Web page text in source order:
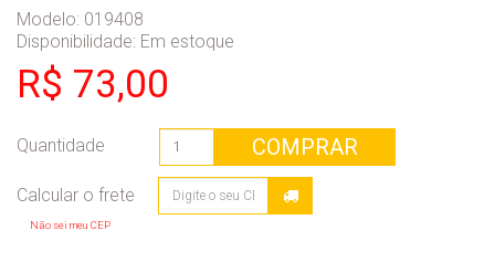
Modelo: 019408
Disponibilidade: Em estoque
R$ 73,00
Quantidade COMPRAR
Não sei meu CEP